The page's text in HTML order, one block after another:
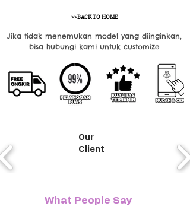
>>BACK TO HOME
Jika tidak menemukan model yang diinginkan,
bisa hubungi kami untuk customize
Our
Client
What People Say